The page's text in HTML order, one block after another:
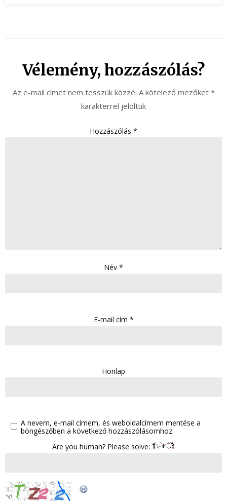
Vélemény, hozzászólás?
Az e-mail címet nem tesszük közzé. A kötelező mezőket *
karakterrel jelöltük
Hozzászólás *
Név *
E-mail cím *
Honlap
A nevem, e-mail címem, és weboldalcímem mentése a
böngészőben a következő hozzászólásomhoz.
Are you human? Please solve: